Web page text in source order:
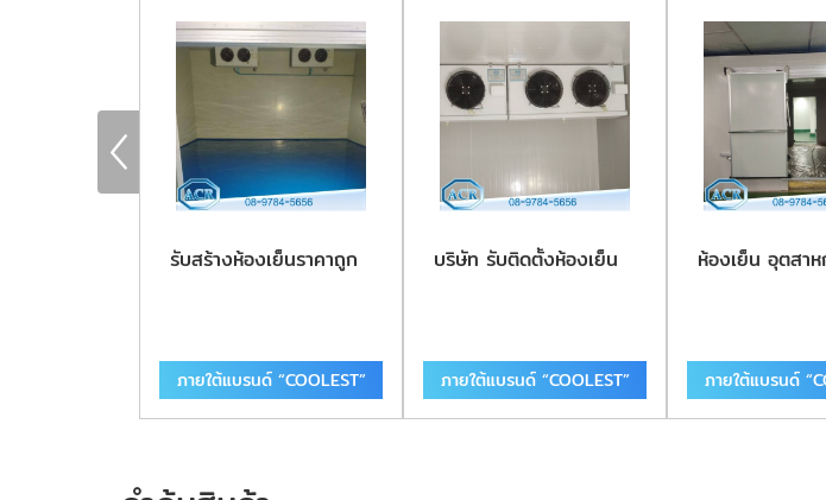
รับสร้างห้องเย็นราคาถูก
ภายใต้แบรนด์ “COOLEST”
บริษัท รับติดตั้งห้องเย็น
ภายใต้แบรนด์ “COOLEST”
ห้องเย็น อุตสา
ภายใต้แบรนด์